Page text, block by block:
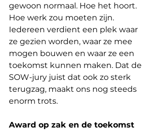
gewoon normaal. Hoe het hoort.
Hoe werk zou moeten zijn.
Iedereen verdient een plek waar
ze gezien worden, waar ze mee
mogen bouwen en waar ze een
toekomst kunnen maken. Dat de
SOW-jury juist dat ook zo sterk
terugzag, maakt ons nog steeds
enorm trots.
Award op zak en de toekomst